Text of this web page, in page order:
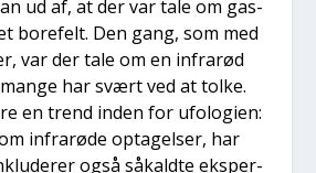
ud af, at der var tale om gas­
bore­felt. Den gang, som med
var der tale om en infrarød
har svært ved at tol­ke.
en trend inden for ufo­lo­gi­en:
infrarø­de opta­gel­ser, har
også såkald­te eks­per­